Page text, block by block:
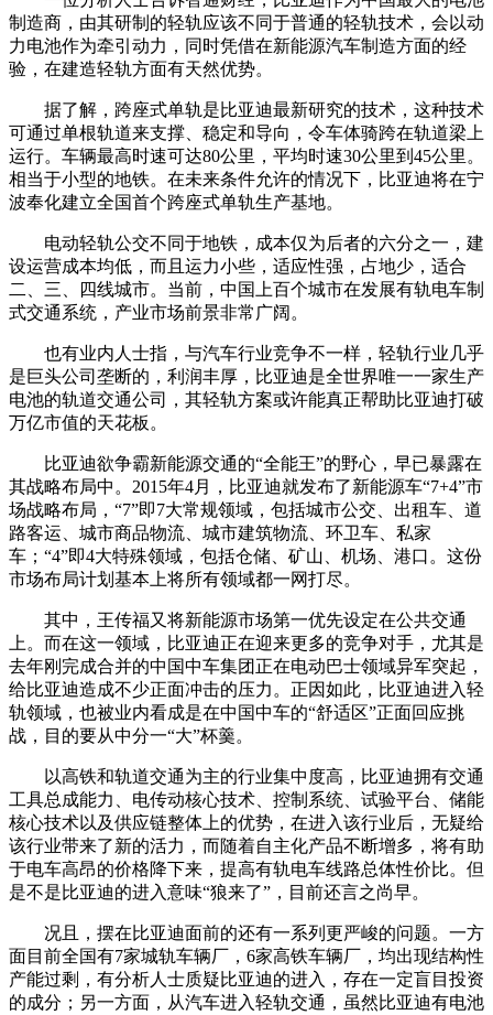
制造商，由其研制的轻轨应该不同于普通的轻轨技术，会以动
力电池作为牵引动力，同时凭借在新能源汽车制造方面的经
验，在建造轻轨方面有天然优势。
据了解，跨座式单轨是比亚迪最新研究的技术，这种技术
可通过单根轨道来支撑、稳定和导向，令车体骑跨在轨道梁上
运行。车辆最高时速可达80公里，平均时速30公里到45公里。
相当于小型的地铁。在未来条件允许的情况下，比亚迪将在宁
波奉化建立全国首个跨座式单轨生产基地。
电动轻轨公交不同于地铁，成本仅为后者的六分之一，建
设运营成本均低，而且运力小些，适应性强，占地少，适合
二、三、四线城市。当前，中国上百个城市在发展有轨电车制
式交通系统，产业市场前景非常广阔。
也有业内人士指，与汽车行业竞争不一样，轻轨行业几乎
是巨头公司垄断的，利润丰厚，比亚迪是全世界唯一一家生产
电池的轨道交通公司，其轻轨方案或许能真正帮助比亚迪打破
万亿市值的天花板。
比亚迪欲争霸新能源交通的“全能王”的野心，早已暴露在
其战略布局中。2015年4月，比亚迪就发布了新能源车“7+4”市
场战略布局，“7”即7大常规领域，包括城市公交、出租车、道
路客运、城市商品物流、城市建筑物流、环卫车、私家
车；“4”即4大特殊领域，包括仓储、矿山、机场、港口。这份
市场布局计划基本上将所有领域都一网打尽。
其中，王传福又将新能源市场第一优先设定在公共交通
上。而在这一领域，比亚迪正在迎来更多的竞争对手，尤其是
去年刚完成合并的中国中车集团正在电动巴士领域异军突起，
给比亚迪造成不少正面冲击的压力。正因如此，比亚迪进入轻
轨领域，也被业内看成是在中国中车的“舒适区”正面回应挑
战，目的要从中分一“大”杯羹。
以高铁和轨道交通为主的行业集中度高，比亚迪拥有交通
工具总成能力、电传动核心技术、控制系统、试验平台、储能
核心技术以及供应链整体上的优势，在进入该行业后，无疑给
该行业带来了新的活力，而随着自主化产品不断增多，将有助
于电车高昂的价格降下来，提高有轨电车线路总体性价比。但
是不是比亚迪的进入意味“狼来了”，目前还言之尚早。
况且，摆在比亚迪面前的还有一系列更严峻的问题。一方
面目前全国有7家城轨车辆厂，6家高铁车辆厂，均出现结构性
产能过剩，有分析人士质疑比亚迪的进入，存在一定盲目投资
的成分；另一方面，从汽车进入轻轨交通，虽然比亚迪有电池